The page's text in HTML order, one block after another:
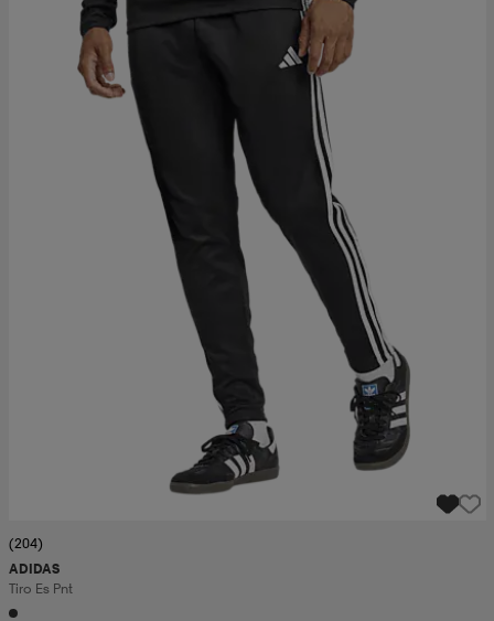
(204)
ADIDAS
Tiro Es Pnt